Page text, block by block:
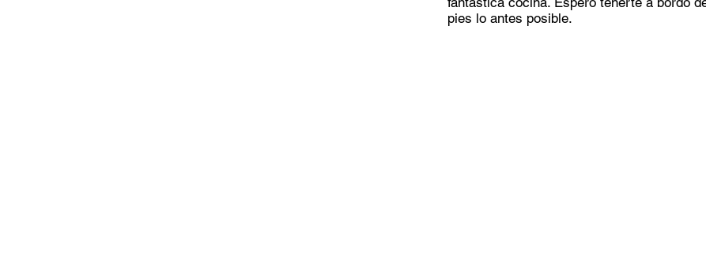
pies lo antes posible.